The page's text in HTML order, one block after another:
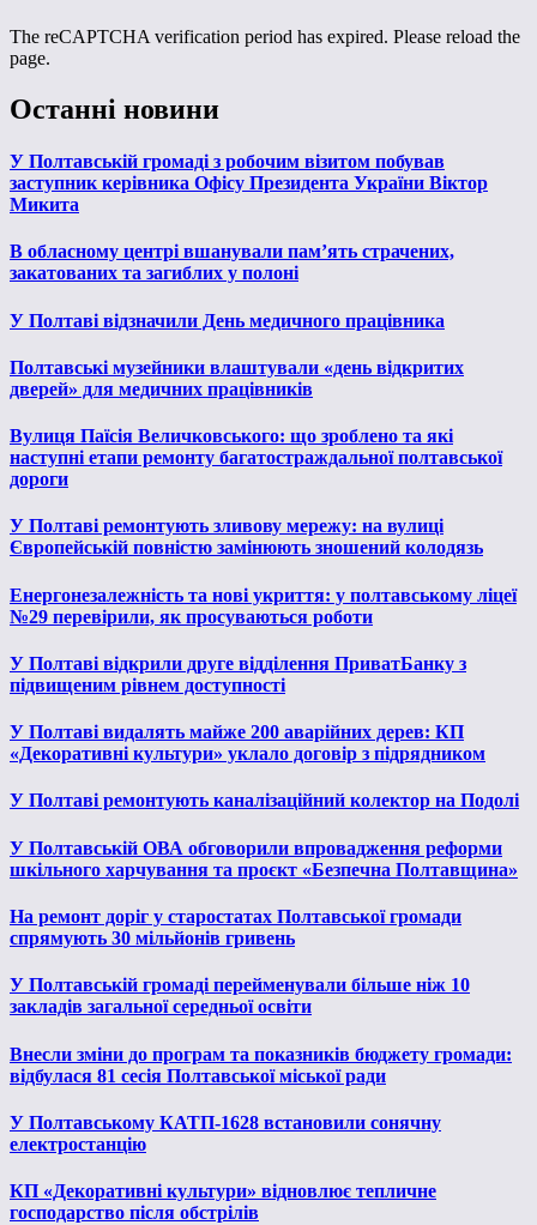
The reCAPTCHA verification period has expired. Please reload the
page.
Останні новини
У Полтавській громаді з робочим візитом побував
заступник керівника Офісу Президента України Віктор
Микита
В обласному центрі вшанували пам’ять страчених,
закатованих та загиблих у полоні
У Полтаві відзначили День медичного працівника
Полтавські музейники влаштували «день відкритих
дверей» для медичних працівників
Вулиця Паїсія Величковського: що зроблено та які
наступні етапи ремонту багатостраждальної полтавської
дороги
У Полтаві ремонтують зливову мережу: на вулиці
Європейській повністю замінюють зношений колодязь
Енергонезалежність та нові укриття: у полтавському ліцеї
№29 перевірили, як просуваються роботи
У Полтаві відкрили друге відділення ПриватБанку з
підвищеним рівнем доступності
У Полтаві видалять майже 200 аварійних дерев: КП
«Декоративні культури» уклало договір з підрядником
У Полтаві ремонтують каналізаційний колектор на Подолі
У Полтавській ОВА обговорили впровадження реформи
шкільного харчування та проєкт «Безпечна Полтавщина»
На ремонт доріг у старостатах Полтавської громади
спрямують 30 мільйонів гривень
У Полтавській громаді перейменували більше ніж 10
закладів загальної середньої освіти
Внесли зміни до програм та показників бюджету громади:
відбулася 81 сесія Полтавської міської ради
У Полтавському КАТП-1628 встановили сонячну
електростанцію
КП «Декоративні культури» відновлює тепличне
господарство після обстрілів